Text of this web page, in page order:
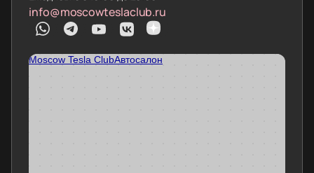
info@moscowteslaclub.ru